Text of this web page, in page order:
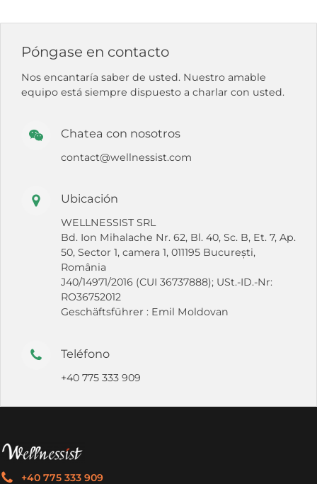
Póngase en contacto
Nos encantaría saber de usted. Nuestro amable
equipo está siempre dispuesto a charlar con usted.
Chatea con nosotros
contact@wellnessist.com
Ubicación
WELLNESSIST SRL
Bd. Ion Mihalache Nr. 62, Bl. 40, Sc. B, Et. 7, Ap.
50, Sector 1, camera 1, 011195 București,
România
J40/14971/2016 (CUI 36737888); USt.-ID.-Nr:
RO36752012
Geschäftsführer : Emil Moldovan
Teléfono
+40 775 333 909
+40 775 333 909